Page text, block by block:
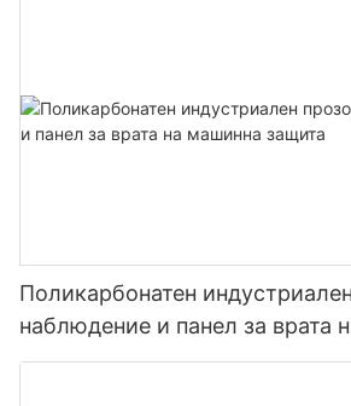
Поликарбонатен
наблюдение и панел за врата
защита